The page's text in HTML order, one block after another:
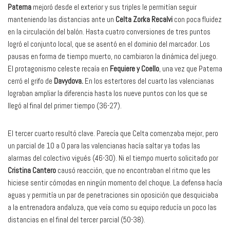
Paterna mejoró desde el exterior y sus triples le permitían seguir
manteniendo las distancias ante un Celta Zorka Recalvi con poca fluidez
en la circulación del balón. Hasta cuatro conversiones de tres puntos
logró el conjunto local, que se asentó en el dominio del marcador. Los
pausas en forma de tiempo muerto, no cambiaron la dinámica del juego.
El protagonismo celeste recaía en Fequiere y Coello , una vez que Paterna
cerró el grifo de Davydova. En los estertores del cuarto las valencianas
lograban ampliar la diferencia hasta los nueve puntos con los que se
llegó al final del primer tiempo (36-27).
El tercer cuarto resultó clave. Parecía que Celta comenzaba mejor, pero
un parcial de 10 a 0 para las valencianas hacía saltar ya todas las
alarmas del colectivo vigués (46-30). Ni el tiempo muerto solicitado por
Cristina Cantero causó reacción, que no encontraban el ritmo que les
hiciese sentir cómodas en ningún momento del choque. La defensa hacía
aguas y permitía un par de penetraciones sin oposición que desquiciaba
a la entrenadora andaluza, que veía como su equipo reducía un poco las
distancias en el final del tercer parcial (50-38).